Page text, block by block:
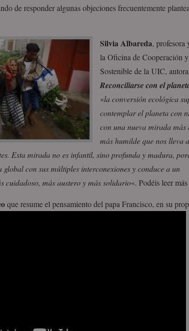
de responder algunas objeciones frecuentemente
Silvia Albareda, profesora
la Oficina de Cooperación
Sostenible de la UIC,
Reconciliarse con el
«la conversión ecológica
contemplar el planeta con
con una nueva mirada más
más humilde que nos lleva
Esta mirada no es infantil, sino profunda y madura,
con sus múltiples interconexiones y conduce a un
cuidadoso, más austero y más solidario«. Podéis leer más
que resume el pensamiento del papa Francisco, en su